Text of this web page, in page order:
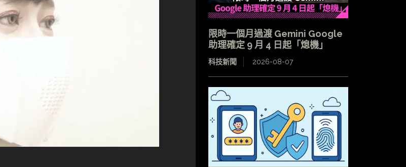
限時一個月過渡 Gemini Google
助理確定 9 月 4 日起「熄機」
科技新聞 2026-08-07